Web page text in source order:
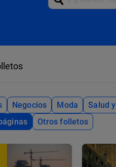
Negocios Moda Salud
Otros folletos